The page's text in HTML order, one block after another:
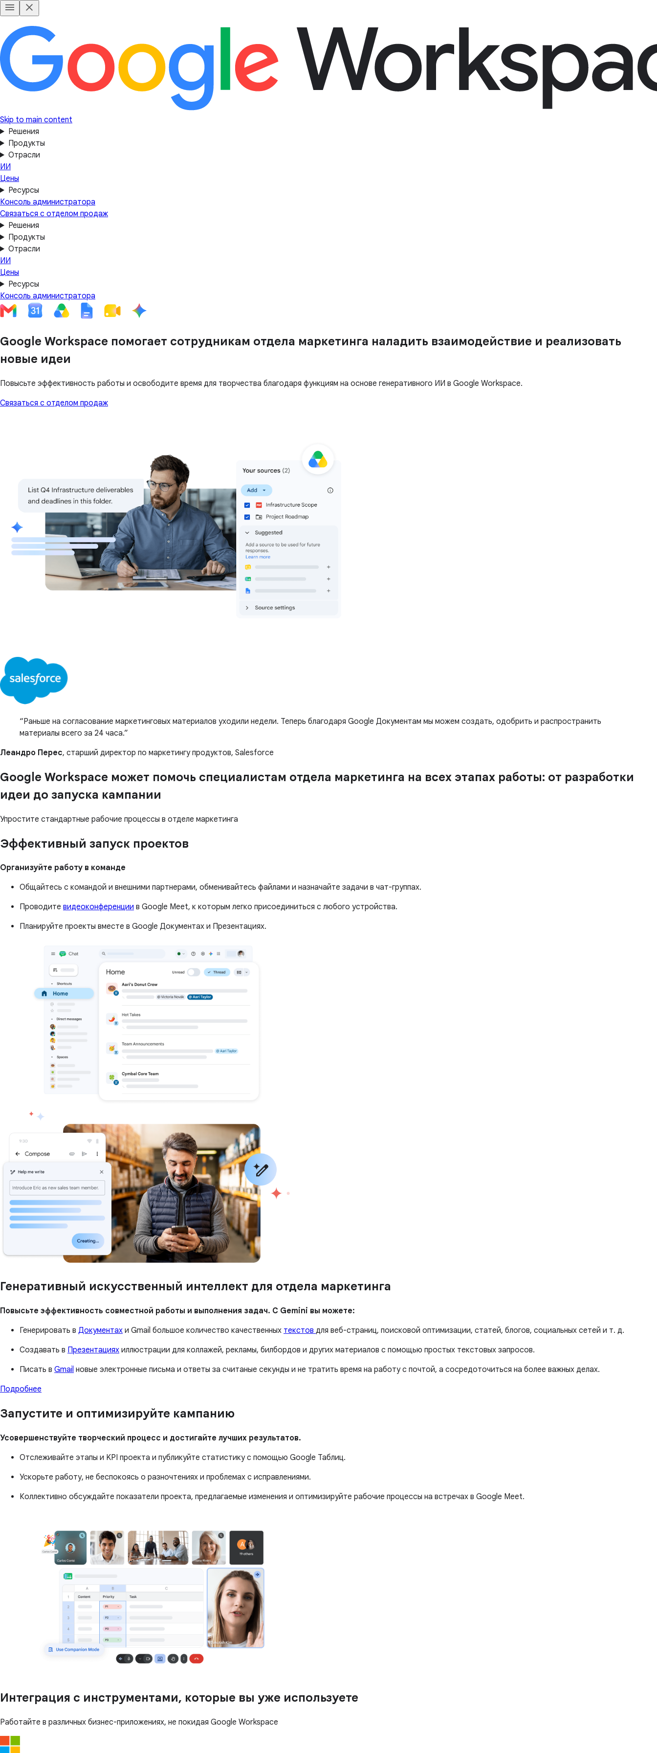
Skip to main content
Решения
Продукты
Отрасли
ИИ
Цены
Ресурсы
Консоль администратора
Связаться с отделом продаж
Решения
Продукты
Отрасли
ИИ
Цены
Ресурсы
Консоль администратора
Google Workspace помогает сотрудникам отдела маркетинга наладить взаимодействие и реализовать
новые идеи
Повысьте эффективность работы и освободите время для творчества благодаря функциям на основе генеративного ИИ в Google Workspace.
Связаться с отделом продаж
Раньше на согласование маркетинговых материалов уходили недели. Теперь благодаря Google Документам мы можем создать, одобрить и распространить
материалы всего за 24 часа.
Леандро Перес, старший директор по маркетингу продуктов, Salesforce
Google Workspace может помочь специалистам отдела маркетинга на всех этапах работы: от разработки
идеи до запуска кампании
Упростите стандартные рабочие процессы в отделе маркетинга
Эффективный запуск проектов
Организуйте работу в команде
Общайтесь с командой и внешними партнерами, обменивайтесь файлами и назначайте задачи в чат-группах.
Проводите видеоконференции в Google Meet, к которым легко присоединиться с любого устройства.
Планируйте проекты вместе в Google Документах и Презентациях.
Генеративный искусственный интеллект для отдела маркетинга
Повысьте эффективность совместной работы и выполнения задач. С Gemini вы можете:
Генерировать в Документах и Gmail большое количество качественных текстов для веб-страниц, поисковой оптимизации, статей, блогов, социальных сетей и т. д.
Создавать в Презентациях иллюстрации для коллажей, рекламы, билбордов и других материалов с помощью простых текстовых запросов.
Писать в Gmail новые электронные письма и ответы за считаные секунды и не тратить время на работу с почтой, а сосредоточиться на более важных делах.
Подробнее
Запустите и оптимизируйте кампанию
Усовершенствуйте творческий процесс и достигайте лучших результатов.
Отслеживайте этапы и KPI проекта и публикуйте статистику с помощью Google Таблиц.
Ускорьте работу, не беспокоясь о разночтениях и проблемах с исправлениями.
Коллективно обсуждайте показатели проекта, предлагаемые изменения и оптимизируйте рабочие процессы на встречах в Google Meet.
Интеграция с инструментами, которые вы уже используете
Работайте в различных бизнес-приложениях, не покидая Google Workspace